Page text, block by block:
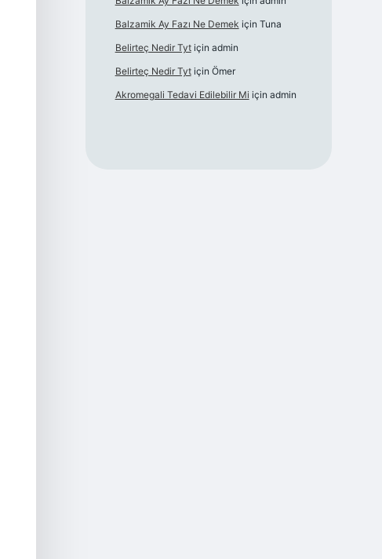
Balzamik Ay Fazı Ne Demek için Tuna
Belirteç Nedir Tytiçin admin
Belirteç Nedir Tytiçin Ömer
Akromegali Tedavi Edilebilir Mi için admin